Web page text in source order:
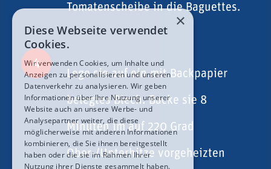
Tomatenscheibe in die Baguettes.
4
Lege sie auf ein mit Backpapier
belegtes Blech. Backe sie 8
Minuten im auf 220 Grad
Ober-/Unterhitze vorgeheizten
×
Diese Webseite verwendet
Cookies.
Wir verwenden Cookies, um Inhalte und
Anzeigen zu personalisieren und unseren
Datenverkehr zu analysieren. Wir geben
Informationen über Ihre Nutzung unserer
Website auch an unsere Werbe- und
Analysepartner weiter, die diese
möglicherweise mit anderen Informationen
kombinieren, die Sie ihnen bereitgestellt
haben oder die sie im Rahmen Ihrer
Nutzung ihrer Dienste gesammelt haben.